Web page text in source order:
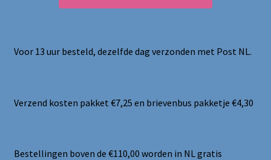
Voor 13 uur besteld, dezelfde dag verzonden met Post NL.
Verzend kosten pakket €7,25 en brievenbus pakketje €4,30
Bestellingen boven de €110,00 worden in NL gratis